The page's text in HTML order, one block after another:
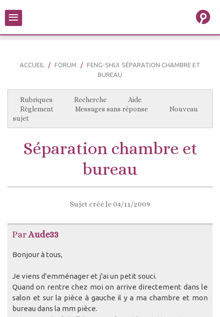
≡
ACCUEIL FORUM FENG-SHUI SÉPARATION CHAMBRE ET
BUREAU
Rubriques Recherche
Aide
Règlement
Messages sans réponse
Nouveau
sujet
Séparation chambre et
bureau
Sujet créé le 04/11/2009
ParAude33
Bonjour à tous,
Je viens d'emménager et j'ai un petit souci.
Quand on rentre chez moi on arrive directement dans le
salon et sur la pièce à gauche il y a ma chambre et mon
bureau dans la mm pièce.